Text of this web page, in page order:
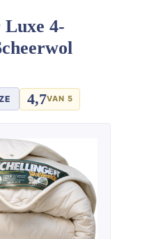
Luxe 4-
4,7VAN 5